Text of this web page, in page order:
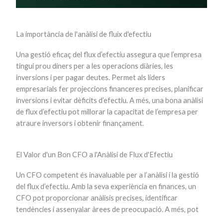
La importància de l'anàlisi de fluix d'efectiu
Una gestió eficaç del flux d’efectiu assegura que l’empresa
tingui prou diners per a les operacions diàries, les
inversions i per pagar deutes. Permet als líders
empresarials fer projeccions financeres precises, planificar
inversions i evitar dèficits d’efectiu. A més, una bona anàlisi
de flux d’efectiu pot millorar la capacitat de l’empresa per
atraure inversors i obtenir finançament.
El Valor d'un Bon CFO a l'Anàlisi de Flux d'Efectiu
Un CFO competent és inavaluable per a l’anàlisi i la gestió
del flux d’efectiu. Amb la seva experiència en finances, un
CFO pot proporcionar anàlisis precises, identificar
tendències i assenyalar àrees de preocupació. A més, pot